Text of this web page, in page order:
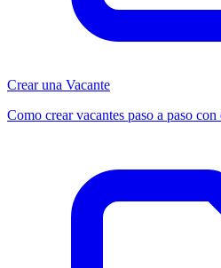
Crear una Vacante
Como crear vacantes paso a paso